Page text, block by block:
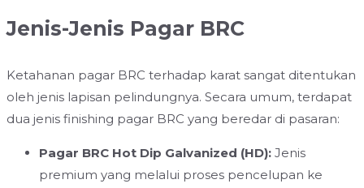
Jenis-Jenis Pagar BRC
Ketahanan pagar BRC terhadap karat sangat ditentukan
oleh jenis lapisan pelindungnya. Secara umum, terdapat
dua jenis finishing pagar BRC yang beredar di pasaran:
Pagar BRC Hot Dip Galvanized (HD): Jenis
premium yang melalui proses pencelupan ke